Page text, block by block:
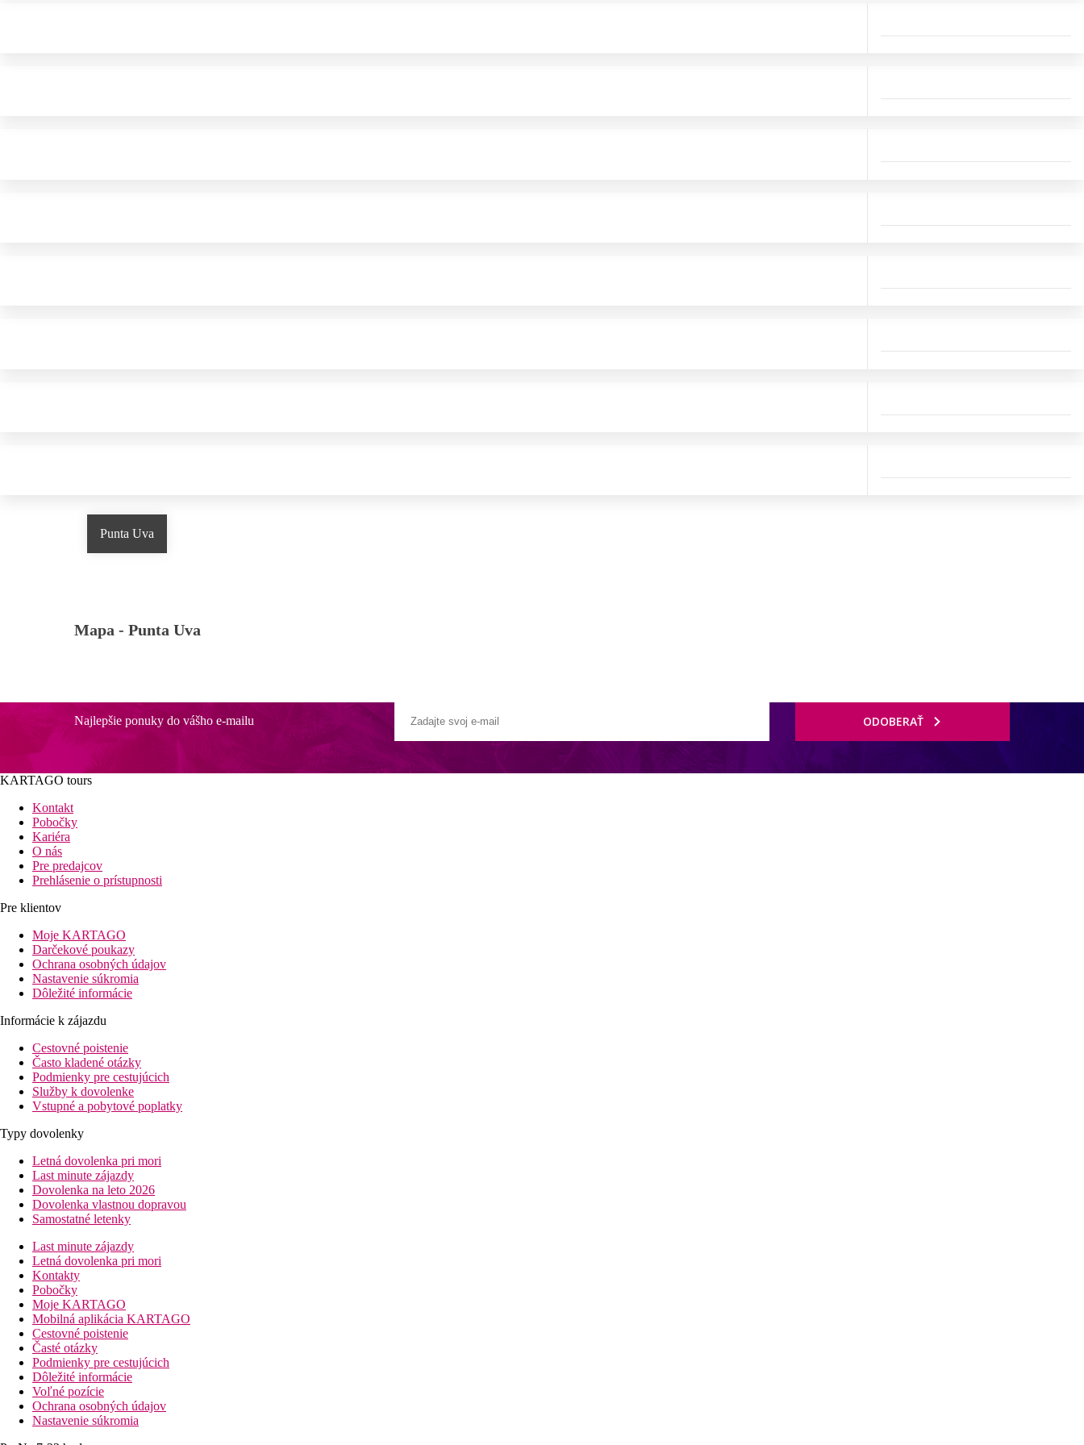
Punta Uva
Mapa - Punta Uva
Najlepšie ponuky do vášho e-mailu ODOBERAŤ
KARTAGO tours
Kontakt
Pobočky
Kariéra
O nás
Pre predajcov
Prehlásenie o prístupnosti
Pre klientov
Moje KARTAGO
Darčekové poukazy
Ochrana osobných údajov
Nastavenie súkromia
Dôležité informácie
Informácie k zájazdu
Cestovné poistenie
Často kladené otázky
Podmienky pre cestujúcich
Služby k dovolenke
Vstupné a pobytové poplatky
Typy dovolenky
Letná dovolenka pri mori
Last minute zájazdy
Dovolenka na leto 2026
Dovolenka vlastnou dopravou
Samostatné letenky
Last minute zájazdy
Letná dovolenka pri mori
Kontakty
Pobočky
Moje KARTAGO
Mobilná aplikácia KARTAGO
Cestovné poistenie
Časté otázky
Podmienky pre cestujúcich
Dôležité informácie
Voľné pozície
Ochrana osobných údajov
Nastavenie súkromia